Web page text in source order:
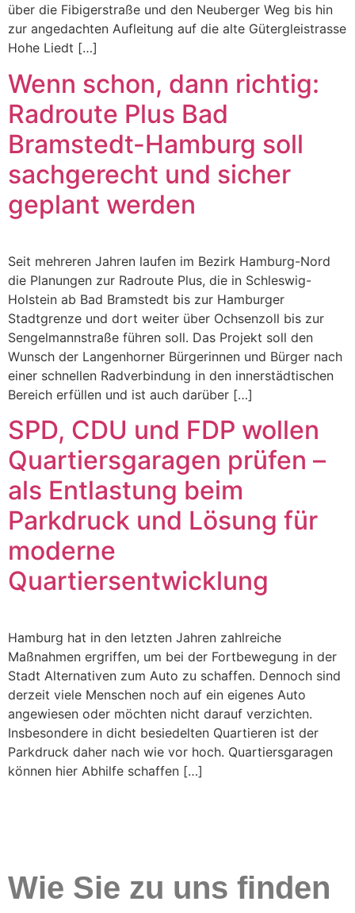
über die Fibigerstraße und den Neuberger Weg bis hin
zur angedachten Aufleitung auf die alte Gütergleistrasse
Hohe Liedt […]
Wenn schon, dann richtig:
Radroute Plus Bad
Bramstedt-Hamburg soll
sachgerecht und sicher
geplant werden
Seit mehreren Jahren laufen im Bezirk Hamburg-Nord
die Planungen zur Radroute Plus, die in Schleswig-
Holstein ab Bad Bramstedt bis zur Hamburger
Stadtgrenze und dort weiter über Ochsenzoll bis zur
Sengelmannstraße führen soll. Das Projekt soll den
Wunsch der Langenhorner Bürgerinnen und Bürger nach
einer schnellen Radverbindung in den innerstädtischen
Bereich erfüllen und ist auch darüber […]
SPD, CDU und FDP wollen
Quartiersgaragen prüfen –
als Entlastung beim
Parkdruck und Lösung für
moderne
Quartiersentwicklung
Hamburg hat in den letzten Jahren zahlreiche
Maßnahmen ergriffen, um bei der Fortbewegung in der
Stadt Alternativen zum Auto zu schaffen. Dennoch sind
derzeit viele Menschen noch auf ein eigenes Auto
angewiesen oder möchten nicht darauf verzichten.
Insbesondere in dicht besiedelten Quartieren ist der
Parkdruck daher nach wie vor hoch. Quartiersgaragen
können hier Abhilfe schaffen […]
Wie Sie zu uns finden